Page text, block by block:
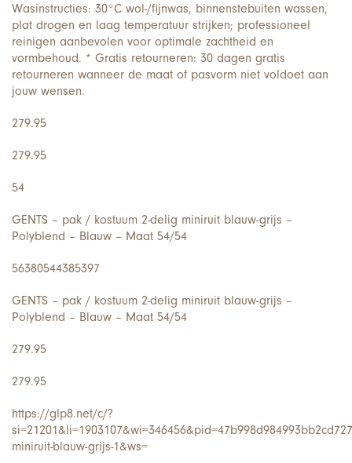
Wasinstructies: 30°C wol-/fijnwas, binnenstebuiten wassen,
plat drogen en laag temperatuur strijken; professioneel
reinigen aanbevolen voor optimale zachtheid en
vormbehoud. * Gratis retourneren: 30 dagen gratis
retourneren wanneer de maat of pasvorm niet voldoet aan
jouw wensen.
279.95
279.95
54
GENTS – pak / kostuum 2-delig miniruit blauw-grijs –
Polyblend – Blauw – Maat 54/54
56380544385397
GENTS – pak / kostuum 2-delig miniruit blauw-grijs –
Polyblend – Blauw – Maat 54/54
279.95
279.95
https://glp8.net/c/?
miniruit-blauw-grijs-1&ws=